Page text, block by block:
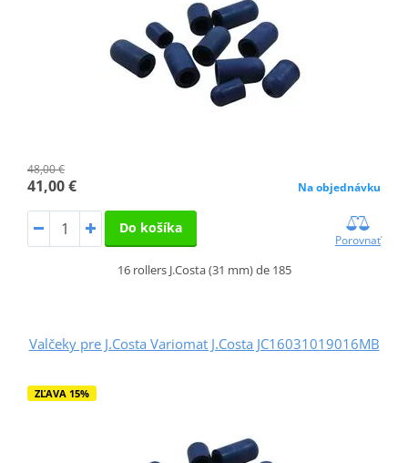
48,00 €
41,00 € Na objednávku
Do košíka
Porovnať
16 rollers J.Costa (31 mm) de 185
Valčeky pre J.Costa Variomat J.Costa JC16031019016MB
ZĽAVA 15%